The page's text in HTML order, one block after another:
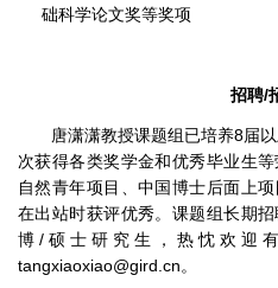
础科学论文奖等奖项
招聘/
唐潇潇教授课题组已培养8届
次获得各类奖学金和优秀毕业生
自然青年项目、中国博士后面上
在出站时获评优秀。课题组长期
博/硕士研究生，热忱欢迎
tangxiaoxiao@gird.cn。